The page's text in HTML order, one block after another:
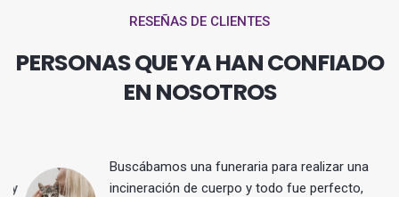
RESEÑAS DE CLIENTES
PERSONAS QUE YA HAN CONFIADO
EN NOSOTROS
Buscábamos una funeraria para realizar una
incineración de cuerpo y todo fue perfecto,